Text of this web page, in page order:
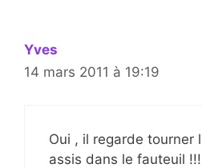
Yves
14 mars 2011 à 19:19
Oui , il regarde tourner
assis dans le fauteuil !!!